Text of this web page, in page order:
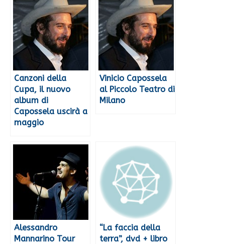
Canzoni della
Cupa, il nuovo
album di
Capossela uscirà a
maggio
Vinicio Capossela
al Piccolo Teatro di
Milano
Alessandro
Mannarino Tour
“La faccia della
terra”, dvd + libro